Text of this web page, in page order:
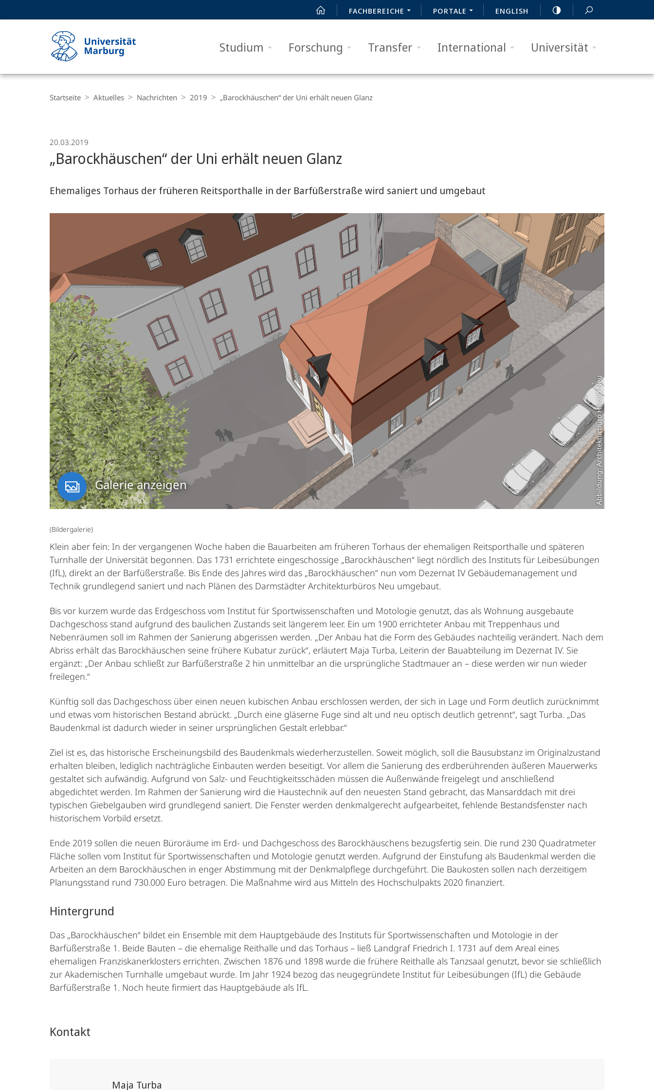
FACHBEREICHE PORTALE ENGLISH
Studium Forschung Transfer International Universität
Philipps-
Marburg
Navigation
Startseite Aktuelles Nachrichten 2019 „Barockhäuschen“ der Uni erhält neuen Glanz
20.03.2019
„Barockhäuschen“ der Uni erhält neuen Glanz
Ehemaliges Torhaus der früheren Reitsporthalle in der Barfüßerstraße wird saniert und umgebaut
Abbildung: Architekturbüro Harald Neu
Galerie anzeigen
(Bildergalerie)
Klein aber fein: In der vergangenen Woche haben die Bauarbeiten am früheren Torhaus der ehemaligen Reitsporthalle und späteren
Turnhalle der Universität begonnen. Das 1731 errichtete eingeschossige „Barockhäuschen“ liegt nördlich des Instituts für Leibesübungen
(IfL), direkt an der Barfüßerstraße. Bis Ende des Jahres wird das „Barockhäuschen“ nun vom Dezernat IV Gebäudemanagement und
Technik grundlegend saniert und nach Plänen des Darmstädter Architekturbüros Neu umgebaut.
Bis vor kurzem wurde das Erdgeschoss vom Institut für Sportwissenschaften und Motologie genutzt, das als Wohnung ausgebaute
Dachgeschoss stand aufgrund des baulichen Zustands seit längerem leer. Ein um 1900 errichteter Anbau mit Treppenhaus und
Nebenräumen soll im Rahmen der Sanierung abgerissen werden. „Der Anbau hat die Form des Gebäudes nachteilig verändert. Nach dem
Abriss erhält das Barockhäuschen seine frühere Kubatur zurück“, erläutert Maja Turba, Leiterin der Bauabteilung im Dezernat IV. Sie
ergänzt: „Der Anbau schließt zur Barfüßerstraße 2 hin unmittelbar an die ursprüngliche Stadtmauer an – diese werden wir nun wieder
freilegen.“
Künftig soll das Dachgeschoss über einen neuen kubischen Anbau erschlossen werden, der sich in Lage und Form deutlich zurücknimmt
und etwas vom historischen Bestand abrückt. „Durch eine gläserne Fuge sind alt und neu optisch deutlich getrennt“, sagt Turba. „Das
Baudenkmal ist dadurch wieder in seiner ursprünglichen Gestalt erlebbar.“
Ziel ist es, das historische Erscheinungsbild des Baudenkmals wiederherzustellen. Soweit möglich, soll die Bausubstanz im Originalzustand
erhalten bleiben, lediglich nachträgliche Einbauten werden beseitigt. Vor allem die Sanierung des erdberührenden äußeren Mauerwerks
gestaltet sich aufwändig. Aufgrund von Salz- und Feuchtigkeitsschäden müssen die Außenwände freigelegt und anschließend
abgedichtet werden. Im Rahmen der Sanierung wird die Haustechnik auf den neuesten Stand gebracht, das Mansarddach mit drei
typischen Giebelgauben wird grundlegend saniert. Die Fenster werden denkmalgerecht aufgearbeitet, fehlende Bestandsfenster nach
historischem Vorbild ersetzt.
Ende 2019 sollen die neuen Büroräume im Erd- und Dachgeschoss des Barockhäuschens bezugsfertig sein. Die rund 230 Quadratmeter
Fläche sollen vom Institut für Sportwissenschaften und Motologie genutzt werden. Aufgrund der Einstufung als Baudenkmal werden die
Arbeiten an dem Barockhäuschen in enger Abstimmung mit der Denkmalpflege durchgeführt. Die Baukosten sollen nach derzeitigem
Planungsstand rund 730.000 Euro betragen. Die Maßnahme wird aus Mitteln des Hochschulpakts 2020 finanziert.
Hintergrund
Das „Barockhäuschen“ bildet ein Ensemble mit dem Hauptgebäude des Instituts für Sportwissenschaften und Motologie in der
Barfüßerstraße 1. Beide Bauten – die ehemalige Reithalle und das Torhaus – ließ Landgraf Friedrich I. 1731 auf dem Areal eines
ehemaligen Franziskanerklosters errichten. Zwischen 1876 und 1898 wurde die frühere Reithalle als Tanzsaal genutzt, bevor sie schließlich
zur Akademischen Turnhalle umgebaut wurde. Im Jahr 1924 bezog das neugegründete Institut für Leibesübungen (IfL) die Gebäude
Barfüßerstraße 1. Noch heute firmiert das Hauptgebäude als IfL.
Kontakt
Maja Turba